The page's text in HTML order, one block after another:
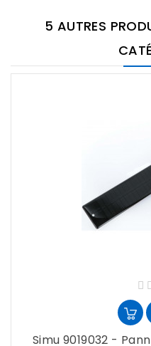
5 AUTRES
Simu 9019032 -